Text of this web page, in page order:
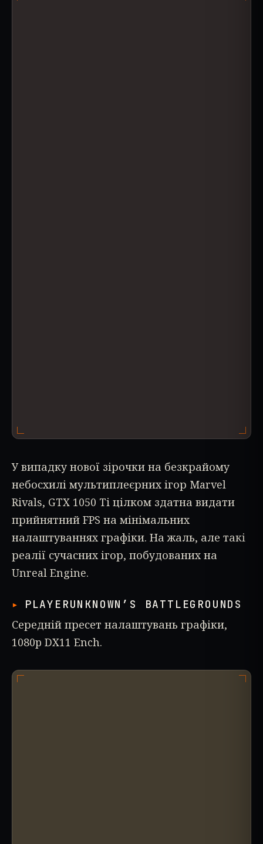
У випадку нової зірочки на безкрайому
небосхилі мультиплеєрних ігор Marvel
Rivals, GTX 1050 Ti цілком здатна видати
прийнятний FPS на мінімальних
налаштуваннях графіки. На жаль, але такі
реалії сучасних ігор, побудованих на
Unreal Engine.
PLAYERUNKNOWN’S BATTLEGROUNDS
Середній пресет налаштувань графіки,
1080p DX11 Ench.